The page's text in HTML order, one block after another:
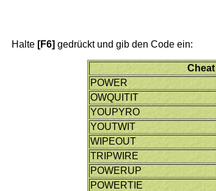
Halte [F6] gedrückt und gib den Code ein:
Cheat
POWER
OWQUITIT
YOUPYRO
YOUTWIT
WIPEOUT
TRIPWIRE
POWERUP
POWERTIE